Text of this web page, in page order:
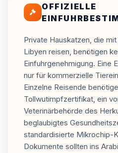
OFFIZIELLE
Private Hauskatzen, die
Libyen reisen, benötigen
Einfuhrgenehmigung. Eine
nur für kommerzielle
Einzelne Reisende
Tollwutimpfzertifikat, ein
Veterinärbehörde des
beglaubigtes
standardisierte Mikrochip-
Dokumente sollten ins